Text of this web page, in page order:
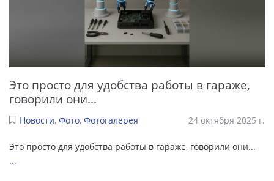
Это просто для удобства работы в гараже,
говорили они...
Новости, Фото, Фотогалерея 24 октября 2025 г.
Это просто для удобства работы в гараже, говорили они...
...